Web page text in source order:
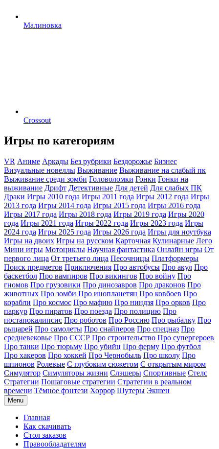
Малиновка
Crossout
Игры по категориям
VR Аниме Аркады Без рубрики Бездорожье Бизнес
Визуальные новеллы Выживание Выживание на слабый пк
Выживание среди зомби Головоломки Гонки Гонки на
выживание Дрифт Детективные Для детей Для слабых ПК
Драки Игры 2010 года Игры 2011 года Игры 2012 года Игры
2013 года Игры 2014 года Игры 2015 года Игры 2016 года
Игры 2017 года Игры 2018 года Игры 2019 года Игры 2020
года Игры 2021 года Игры 2022 года Игры 2023 года Игры
2024 года Игры 2025 года Игры 2026 года Игры для ноутбука
Игры на двоих Игры на русском Карточная Кулинарные Лего
Мини игры Мотоциклы Научная фантастика Онлайн игры От
первого лица От третьего лица Песочницы Платформеры
Поиск предметов Приключения Про автобусы Про акул Про
баскетбол Про вампиров Про викингов Про войну Про
гномов Про грузовики Про динозавров Про драконов Про
животных Про зомби Про инопланетян Про ковбоев Про
корабли Про космос Про мафию Про ниндзя Про орков Про
паркур Про пиратов Про поезда Про полицию Про
постапокалипсис Про роботов Про Россию Про рыбалку Про
рыцарей Про самолеты Про снайперов Про спецназ Про
средневековье Про СССР Про строительство Про супергероев
Про танки Про тюрьму Про убийц Про ферму Про футбол
Про хакеров Про хоккей Про Чернобыль Про школу Про
шпионов Ролевые С глубоким сюжетом С открытым миром
Симулятор Симуляторы жизни Слэшеры Спортивные Стелс
Стратегии Пошаговые стратегии Стратегии в реальном
времени Тёмное фэнтези Хоррор Шутеры Экшен
Menu
Главная
Как скачивать
Стол заказов
Правообладателям